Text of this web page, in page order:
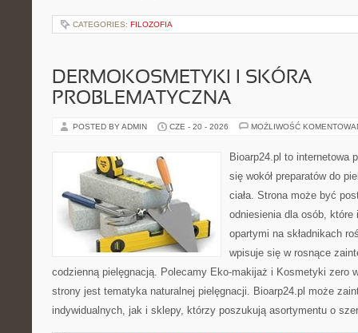
CATEGORIES: FILOZOFIA
DERMOKOSMETYKI I SKÓRA
PROBLEMATYCZNA
POSTED BY ADMIN CZE - 20 - 2026 MOŻLIWOŚĆ
Bioarp24.pl to internetowa
się wokół preparatów do
ciała. Strona może być
odniesienia dla osób,
opartymi na składnikach
wpisuje się w rosnące
codzienną pielęgnacją. Polecamy Eko-makijaż i Kosmetyki zero
strony jest tematyka naturalnej pielęgnacji. Bioarp24.pl może
indywidualnych, jak i sklepy, którzy poszukują asortymentu o